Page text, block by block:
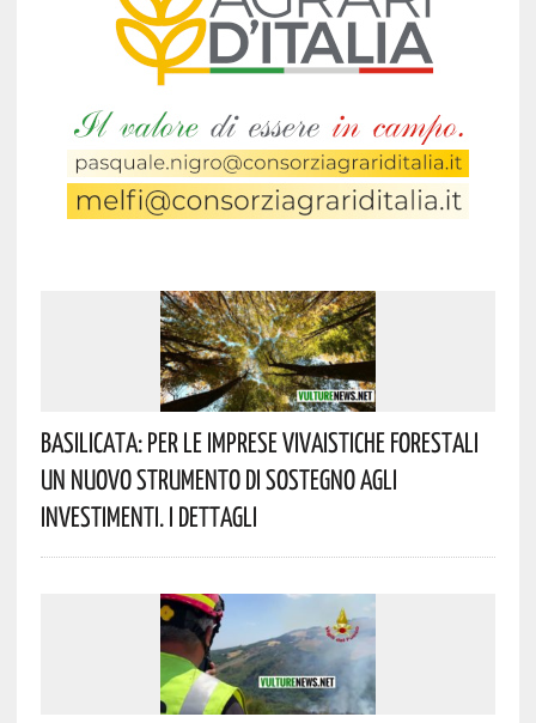
Basilicata: Per Le Imprese Vivaistiche Forestali
Un Nuovo Strumento Di Sostegno Agli
Investimenti. I Dettagli